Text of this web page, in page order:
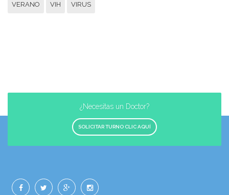
VERANO VIH VIRUS
¿Necesitas un Doctor?
SOLICITAR TURNO CLIC AQUÍ